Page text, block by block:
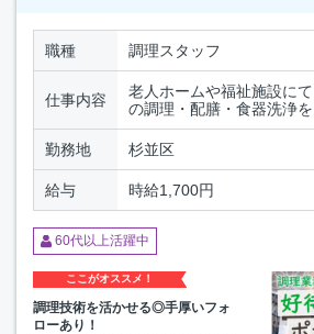
職種 調理スタッフ
仕事内容
老人ホームや福祉施設に
の調理・配膳・食器洗浄を
勤務地 杉並区
給与 時給1,700円
60代以上活躍中
ここがオススメ！
調理技術を活かせる◎手厚いフォ
ローあり！